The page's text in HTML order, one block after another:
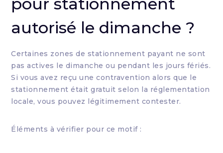
autorisé le dimanche ?
Certaines zones de stationnement payant ne sont
pas actives le dimanche ou pendant les jours fériés.
Si vous avez reçu une contravention alors que le
stationnement était gratuit selon la réglementation
locale, vous pouvez légitimement contester.
Éléments à vérifier pour ce motif :